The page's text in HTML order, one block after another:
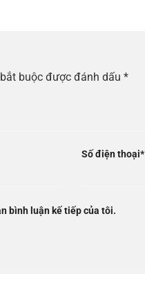
buộc được đánh dấu *
Số điện thoại*
bình luận kế tiếp của tôi.